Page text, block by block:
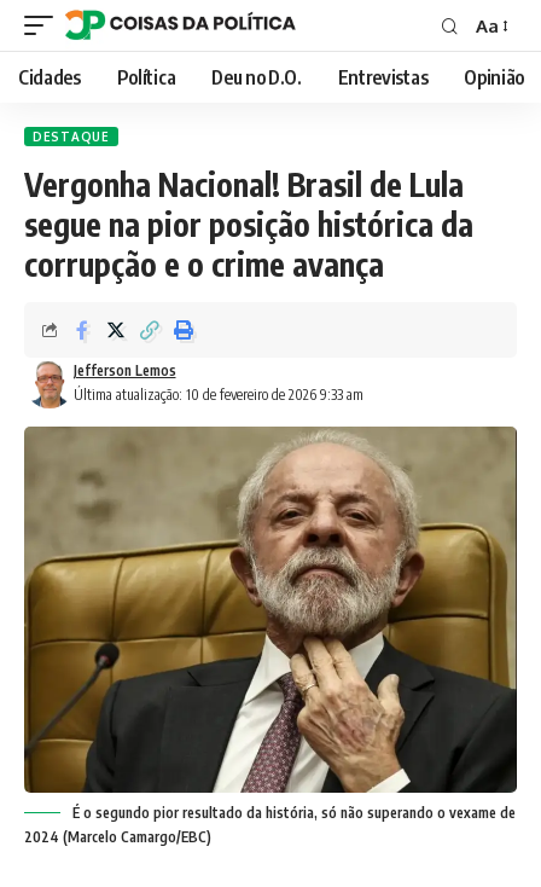
Font
Resizer
Aa
Cidades Política Deu no D.O. Entrevistas Opinião
DESTAQUE
Vergonha Nacional! Brasil de Lula
segue na pior posição histórica da
corrupção e o crime avança
Última atualização: 10 de fevereiro de 2026 9:33 am
Jefferson Lemos
É o segundo pior resultado da história, só não superando o vexame de
2024 (Marcelo Camargo/EBC)